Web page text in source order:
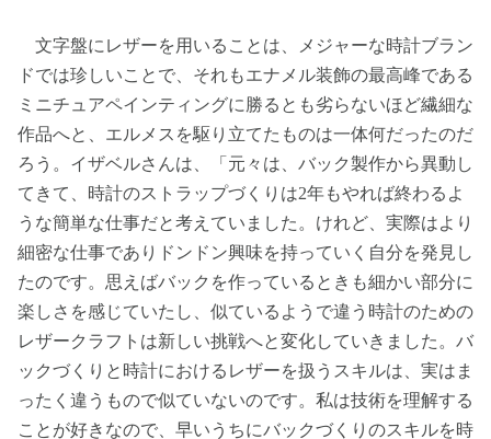
文字盤にレザーを用いることは、メジャーな時計ブラン
ドでは珍しいことで、それもエナメル装飾の最高峰である
ミニチュアペインティングに勝るとも劣らないほど繊細な
作品へと、エルメスを駆り立てたものは一体何だったのだ
ろう。イザベルさんは、「元々は、バック製作から異動し
てきて、時計のストラップづくりは2年もやれば終わるよ
うな簡単な仕事だと考えていました。けれど、実際はより
細密な仕事でありドンドン興味を持っていく自分を発見し
たのです。思えばバックを作っているときも細かい部分に
楽しさを感じていたし、似ているようで違う時計のための
レザークラフトは新しい挑戦へと変化していきました。バ
ックづくりと時計におけるレザーを扱うスキルは、実はま
ったく違うもので似ていないのです。私は技術を理解する
ことが好きなので、早いうちにバックづくりのスキルを時